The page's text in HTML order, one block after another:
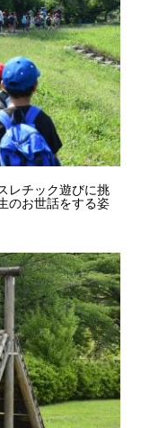
レチック遊びに挑
のお世話をする姿